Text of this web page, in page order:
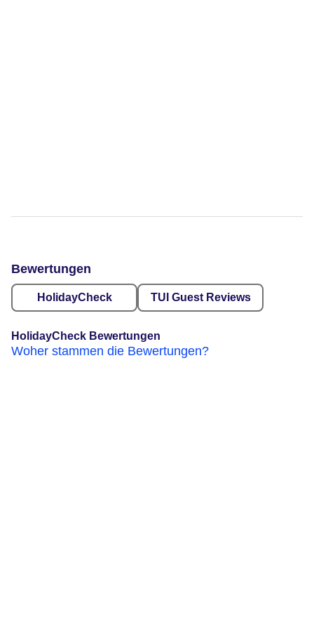
Bewertungen
HolidayCheck TUI Guest Reviews
HolidayCheck Bewertungen
Woher stammen die Bewertungen?